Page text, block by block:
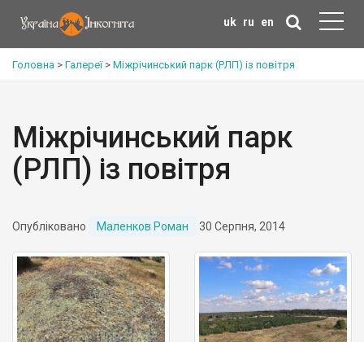
uk ru en
Головна > Галереї> Міжрічинський парк (РЛП) із повітря
Міжрічинський парк
(РЛП) із повітря
Опубліковано Маленков Роман 30 Серпня, 2014